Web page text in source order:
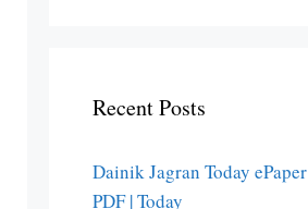
Recent Posts
Dainik Jagran Today ePaper
PDF | Today